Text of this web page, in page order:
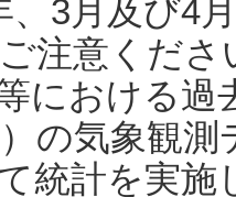
、3月及び4
注意くだ
における過
）の気象観
統計を実